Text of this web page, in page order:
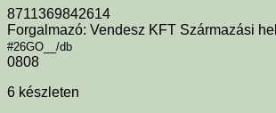
8711369842614
Forgalmazó: Vendesz KFT Származási
#26GO__/db
0808
6 készleten